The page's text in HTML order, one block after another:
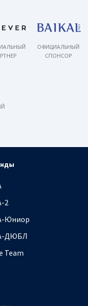
ОФИЦИАЛЬНЫЙ
СПОНСОР
2
Юниор
ДЮБЛ
Team